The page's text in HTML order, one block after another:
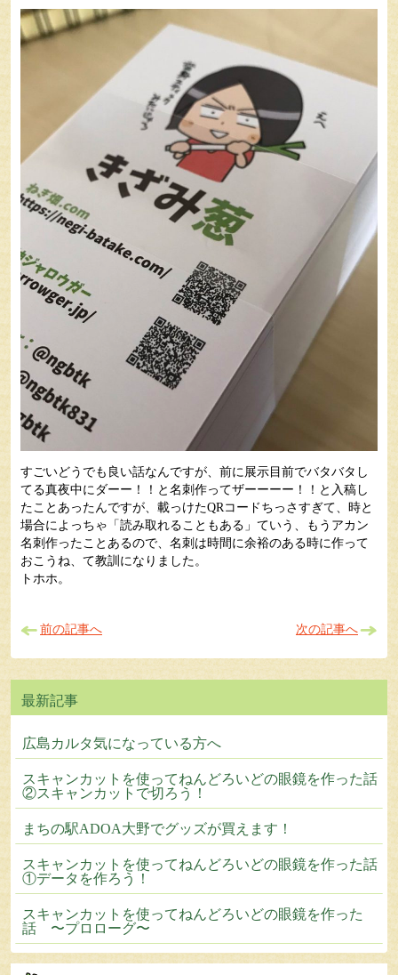
すごいどうでも良い話なんですが、前に展示目前でバタバタし
てる真夜中にダーー！！と名刺作ってザーーーー！！と入稿し
たことあったんですが、載っけたQRコードちっさすぎて、時と
場合によっちゃ「読み取れることもある」ていう、もうアカン
名刺作ったことあるので、名刺は時間に余裕のある時に作って
おこうね、て教訓になりました。
トホホ。
前の記事へ 次の記事へ
広島カルタ気になっている方へ
スキャンカットを使ってねんどろいどの眼鏡を作った話
②スキャンカットで切ろう！
まちの駅ADOA大野でグッズが買えます！
スキャンカットを使ってねんどろいどの眼鏡を作った話
①データを作ろう！
スキャンカットを使ってねんどろいどの眼鏡を作った
話 〜プロローグ〜